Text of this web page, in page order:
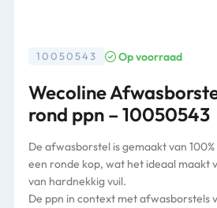
10050543 Op voorraad
Wecoline
rond ppn – 10050543
De afwasborstel is gemaakt van
een ronde kop, wat het ideaal maakt
van hardnekkig vuil.
De ppn in context met afwasborstels